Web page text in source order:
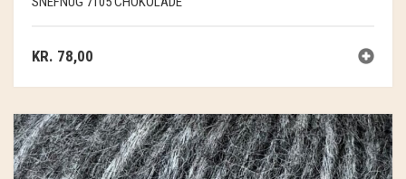
KR. 78,00